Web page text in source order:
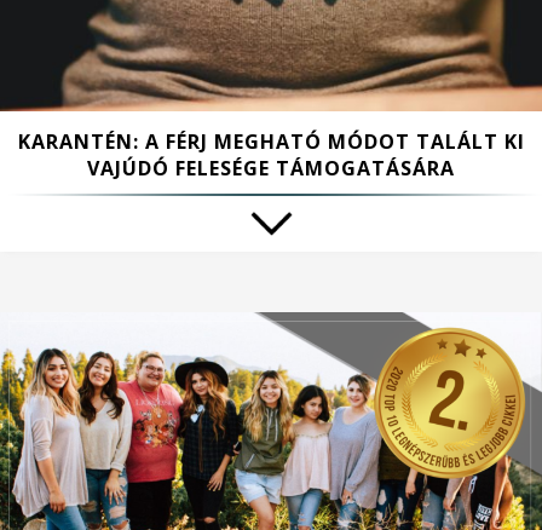
KARANTÉN: A FÉRJ MEGHATÓ MÓDOT TALÁLT KI
VAJÚDÓ FELESÉGE TÁMOGATÁSÁRA